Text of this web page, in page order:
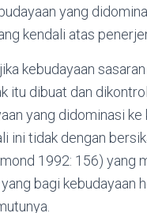
yang
kendali atas
kebudayaan
itu dibuat dan
yang didominasi
ini tidak dengan
1992: 156) yang
bagi kebudayaan